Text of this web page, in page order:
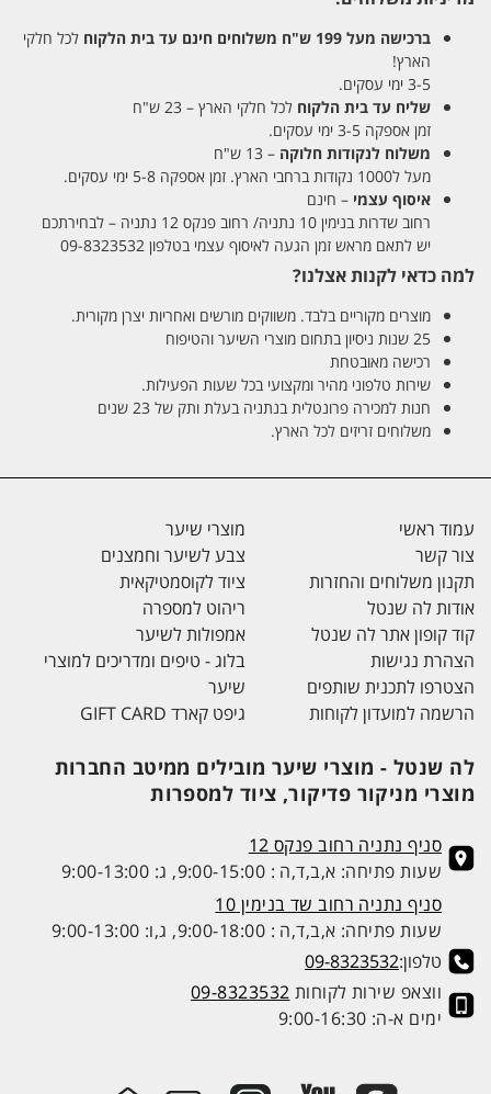
ברכישה מעל 199 ש"ח משלוחים חינם עד בית הלקוח לכל חלקי
הארץ!
3-5 ימי עסקים.
שליח עד בית הלקוח לכל חלקי הארץ – 23 ש"ח
זמן אספקה 3-5 ימי עסקים.
משלוח לנקודות חלוקה – 13 ש"ח
מעל ל1000 נקודות ברחבי הארץ. זמן אספקה 5-8 ימי עסקים.
איסוף עצמי – חינם
רחוב שדרות בנימין 10 נתניה/ רחוב פנקס 12 נתניה – לבחירתכם
יש לתאם מראש זמן הגעה לאיסוף עצמי בטלפון 09-8323532
למה כדאי לקנות אצלנו?
מוצרים מקוריים בלבד. משווקים מורשים ואחריות יצרן מקורית.
25 שנות ניסיון בתחום מוצרי השיער והטיפוח
רכישה מאובטחת
שירות טלפוני מהיר ומקצועי בכל שעות הפעילות.
חנות למכירה פרונטלית בנתניה בעלת ותק של 23 שנים
משלוחים זריזים לכל הארץ.
עמוד ראשי
צור קשר
תקנון משלוחים והחזרות
אודות לה שנטל
קוד קופון אתר לה שנטל
הצהרת נגישות
הצטרפו לתכנית שותפים
הרשמה למועדון לקוחות
מוצרי שיער
צבע לשיער וחמצנים
ציוד לקוסמטיקאית
ריהוט למספרה
אמפולות לשיער
בלוג - טיפים ומדריכים למוצרי
שיער
גיפט קארד GIFT CARD
לה שנטל - מוצרי שיער מובילים ממיטב החברות
מוצרי מניקור פדיקור, ציוד למספרות
סניף נתניה רחוב פנקס 12
שעות פתיחה: א,ב,ד,ה : 9:00-15:00, ג: 9:00-13:00
סניף נתניה רחוב שד בנימין 10
שעות פתיחה: א,ב,ד,ה : 9:00-18:00, ג,ו: 9:00-13:00
טלפון:09-8323532
ווצאפ שירות לקוחות 09-8323532
ימים א-ה: 9:00-16:30